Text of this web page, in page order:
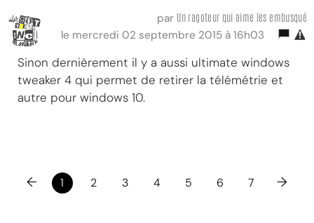
par Un ragoteur qui aime les embusqué
le mercredi 02 septembre 2015 à 16h03
Sinon dernièrement il y a aussi ultimate windows
tweaker 4 qui permet de retirer la télémétrie et
autre pour windows 10.
← 1 2 3 4 5 6 7 →